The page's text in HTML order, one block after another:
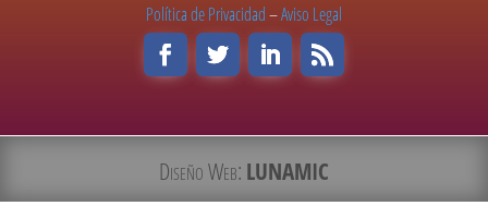
Política de Privacidad–Aviso Legal
Diseño Web: LUNAMIC